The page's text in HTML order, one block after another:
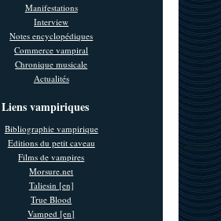
Manifestations
Interview
Notes encyclopédiques
Commerce vampiral
Chronique musicale
Actualités
Liens vampiriques
Bibliographie vampirique
Editions du petit caveau
Films de vampires
Morsure.net
Taliesin [en]
True Blood
Vamped [en]